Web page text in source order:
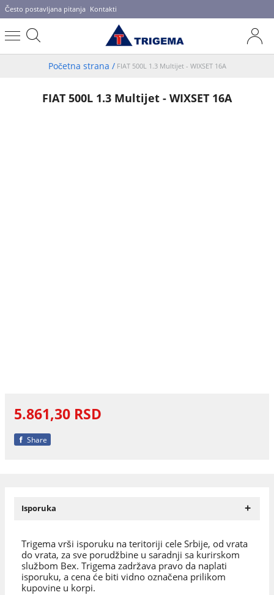
Često postavljana pitanja Kontakti
Početna strana / FIAT 500L 1.3 Multijet - WIXSET 16A
FIAT 500L 1.3 Multijet - WIXSET 16A
5.861,30 RSD
Share
Isporuka +
Trigema vrši isporuku na teritoriji cele Srbije, od vrata
do vrata, za sve porudžbine u saradnji sa kurirskom
službom Bex. Trigema zadržava pravo da naplati
isporuku, a cena će biti vidno označena prilikom
kupovine u korpi.